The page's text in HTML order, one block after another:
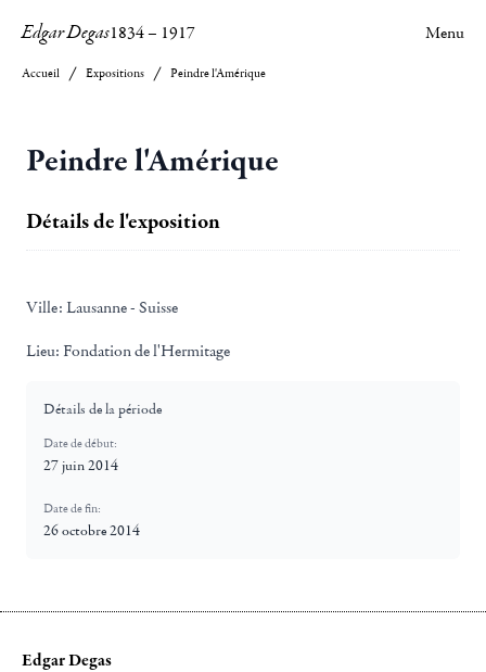
Edgar Degas1834– 1917 Menu
Accueil Expositions Peindre l'Amérique
Peindre l'Amérique
Détails de l'exposition
Ville: Lausanne - Suisse
Lieu: Fondation de l'Hermitage
Détails de la période
Date de début:
27 juin 2014
Date de fin:
26 octobre 2014
Edgar Degas